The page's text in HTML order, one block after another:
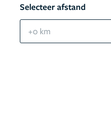
Selecteer afstand
+0 km